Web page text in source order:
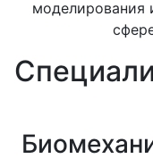
моделирования